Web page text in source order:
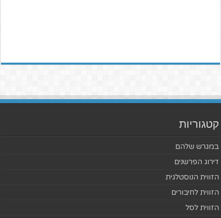
קטגוריות
במגרש שלהם
דירוג הפרשנים
הזווית הנוסטלגית
הזווית לחיבורים
הזווית לסל